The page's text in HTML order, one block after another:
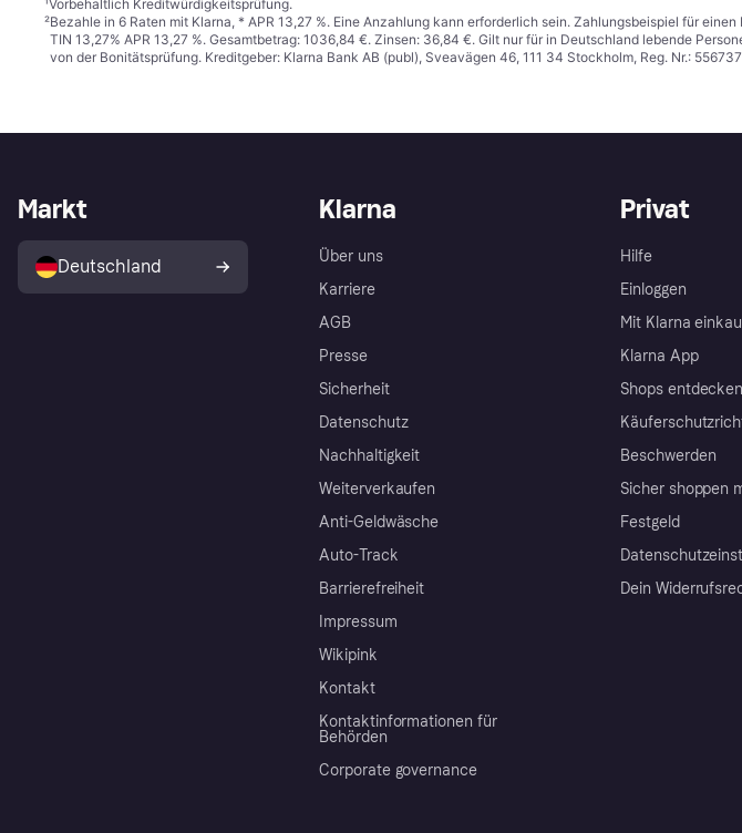
¹Vorbehaltlich Kreditwürdigkeitsprüfung.
²Bezahle in 6 Raten mit Klarna, * APR 13,27 %. Eine Anzahlung kann erforderlich sein. Zahlungsbeispiel für
TIN 13,27% APR 13,27 %. Gesamtbetrag: 1036,84 €. Zinsen: 36,84 €. Gilt nur für in Deutschland lebende
von der Bonitätsprüfung. Kreditgeber: Klarna Bank AB (publ), Sveavägen 46, 111 34 Stockholm, Reg. Nr.:
Klarna
Über uns
Karriere
AGB
Presse
Sicherheit
Datenschutz
Nachhaltigkeit
Weiterverkaufen
Anti-Geldwäsche
Auto-Track
Barrierefreiheit
Impressum
Wikipink
Kontakt
Kontaktinformationen für
Behörden
Corporate governance
Privat
Hilfe
Einloggen
Mit Klarna
Klarna App
Shops entdecken
Beschwerden
Sicher shoppen
Festgeld
Dein
Markt
Deutschland